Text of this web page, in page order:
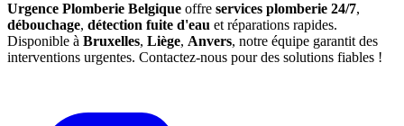
Urgence Plomberie Belgique offre services plomberie 24/7,
débouchage, détection fuite d'eau et réparations rapides.
Disponible à Bruxelles, Liège, Anvers, notre équipe garantit des
interventions urgentes. Contactez-nous pour des solutions fiables !